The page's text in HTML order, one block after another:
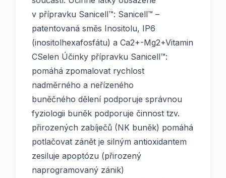
v přípravku Sanicell™: Sanicell™ –
patentovaná směs Inositolu, IP6
(inositolhexa­fosfátu) a Ca2+-Mg2+Vitamin
CSelen Účinky přípravku Sanicell™:
pomáhá zpomalovat rychlost
nadměrného a neřízeného
buněčného dělení podporuje správnou
fyziologii buněk podporuje činnost tzv.
přirozených zabíječů (NK buněk) pomáhá
potlačovat zánět je silným antioxidantem
zesiluje apoptózu (přirozený
naprogramovaný zánik)